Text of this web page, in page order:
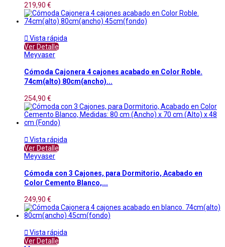
219,90 €
 Vista rápida
Ver Detalle
Meyvaser
Cómoda Cajonera 4 cajones acabado en Color Roble.
74cm(alto) 80cm(ancho)...
254,90 €
 Vista rápida
Ver Detalle
Meyvaser
Cómoda con 3 Cajones, para Dormitorio, Acabado en
Color Cemento Blanco,...
249,90 €
 Vista rápida
Ver Detalle